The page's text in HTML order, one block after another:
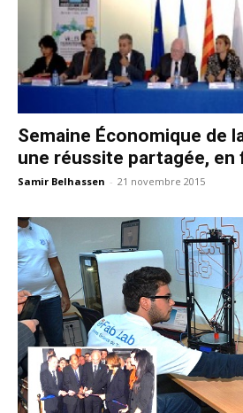
Semaine Économique de
une réussite partagée, en
Samir Belhassen - 21 novembre 2015